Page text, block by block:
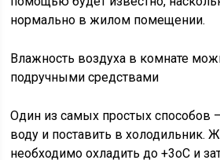
нормально в жилом помещении.
Влажность воздуха в комнате
подручными средствами
Один из самых простых способов
воду и поставить в холодильник.
необходимо охладить до +3оС и